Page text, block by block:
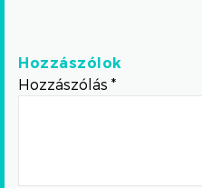
Hozzászólok
Hozzászólás *